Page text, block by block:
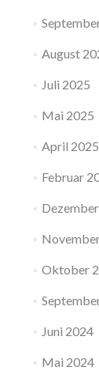
August
Juli 2025
Mai 2025
April 2025
Februar
Oktober
Juni 2024
Mai 2024